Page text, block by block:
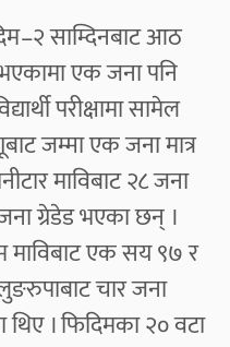
साम्दिनबाट आठ
भएकामा एक जना पनि
परीक्षामा सामेल
जम्मा एक जना मात्र
माविबाट २८ जना
ग्रेडेड भएका छन् ।
माविबाट एक सय ९७ र
चार जना
थिए । फिदिमका २० वटा